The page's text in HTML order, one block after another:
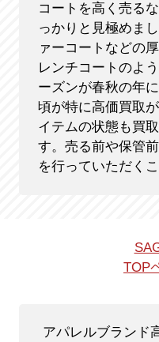
コートを高く売る
っかりと見極めま
ァーコートなどの
レンチコートのよ
ーズンが春秋の年
頃が特に高価買取
イテムの状態も買
す。売る前や保管
を行っていただく
TOP
アパレルブランド